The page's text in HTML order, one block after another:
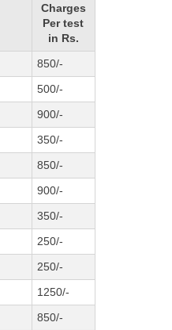
Charges
Per test
in Rs.
850/-
500/-
900/-
350/-
850/-
900/-
350/-
250/-
250/-
1250/-
850/-